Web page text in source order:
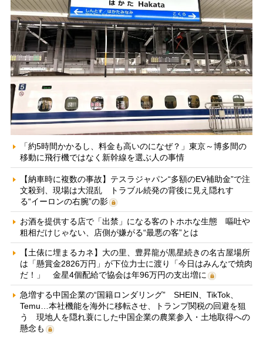
「約5時間かかるし、料金も高いのになぜ？」東京～博多間の
移動に飛行機ではなく新幹線を選ぶ人の事情
【納車時に複数の事故】テスラジャパン“多額のEV補助金”で注
文殺到、現場は大混乱 トラブル続発の背後に見え隠れす
る“イーロンの右腕”の影
お酒を提供する店で「出禁」になる客のトホホな生態 嘔吐や
粗相だけじゃない、店側が嫌がる“最悪の客”とは
【土俵に埋まるカネ】大の里、豊昇龍が黒星続きの名古屋場所
は「懸賞金2826万円」が下位力士に渡り「今日はみんなで焼肉
だ！」 金星4個配給で協会は年96万円の支出増に
急増する中国企業の“国籍ロンダリング” SHEIN、TikTok、
Temu…本社機能を海外に移転させ、トランプ関税の回避を狙
う 現地人を隠れ蓑にした中国企業の農業参入・土地取得への
懸念も